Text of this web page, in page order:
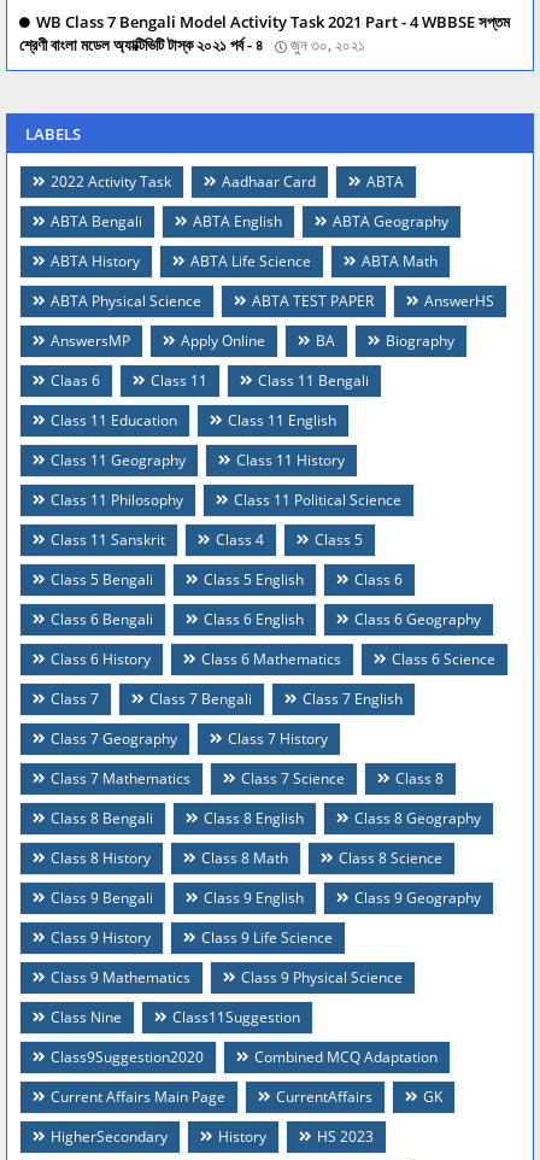
WB Class 7 Bengali Model Activity Task 2021 Part - 4 WBBSE সপ্তম
শ্রেণী বাংলা মডেল অ্যাক্টিভিটি টাস্ক ২০২১ পর্ব - ৪
জুন ৩০, ২০২১
LABELS
2022 Activity Task Aadhaar Card
ABTA
ABTA Bengali
ABTA English
ABTA Geography
ABTA History
ABTA Life Science
ABTA Math
ABTA Physical Science
ABTA TEST PAPER
AnswerHS
AnswersMP
Apply Online BA
Biography
Claas 6
Class 11
Class 11 Bengali
Class 11 Education
Class 11 English
Class 11 Geography
Class 11 History
Class 11 Philosophy
Class 11 Political Science
Class 11 Sanskrit
Class 4
Class 5
Class 5 Bengali
Class 5 English
Class 6
Class 6 Bengali
Class 6 English
Class 6 Geography
Class 6 History
Class 6 Mathematics
Class 6 Science
Class 7
Class 7 Bengali
Class 7 English
Class 7 Geography
Class 7 History
Class 7 Mathematics
Class 7 Science
Class 8
Class 8 Bengali
Class 8 English
Class 8 Geography
Class 8 History
Class 8 Math
Class 8 Science
Class 9 Bengali
Class 9 English
Class 9 Geography
Class 9 History
Class 9 Life Science
Class 9 Mathematics
Class 9 Physical Science
Class Nine
Class11Suggestion
Class9Suggestion2020
Combined MCQ Adaptation
Current Affairs Main Page
CurrentAffairs
GK
HigherSecondary
History
HS 2023